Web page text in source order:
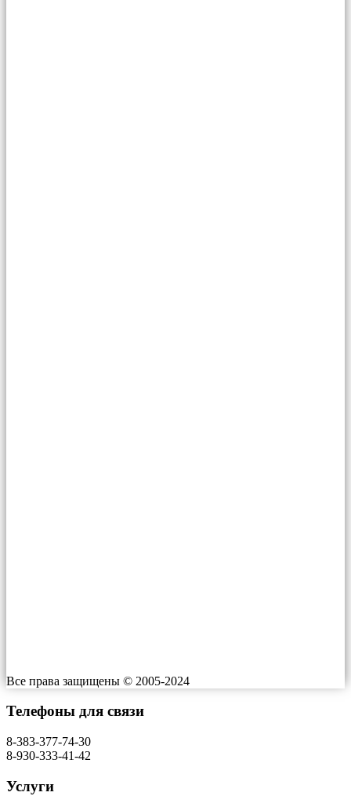
Все права защищены © 2005-2024
Телефоны для связи
8-383-377-74-30
8-930-333-41-42
Услуги